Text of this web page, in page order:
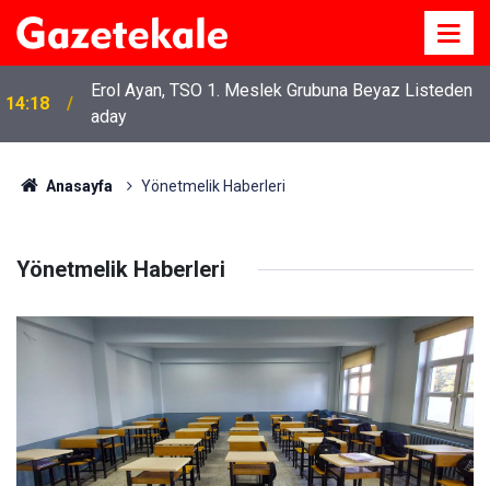
14:18
Erol Ayan, TSO 1. Meslek Grubuna Beyaz Listeden
aday
Anasayfa Yönetmelik Haberleri
Yönetmelik Haberleri